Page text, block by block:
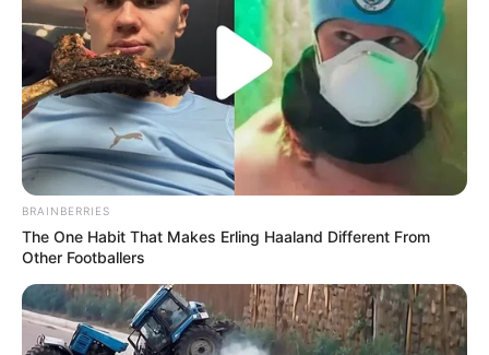
BRAINBERRIES
The One Habit That Makes Erling Haaland Different From
Other Footballers